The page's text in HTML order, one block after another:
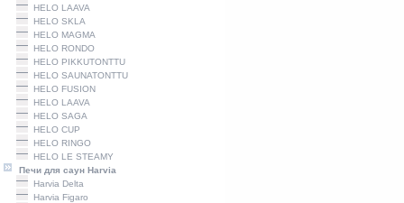
HELO LAAVA
HELO SKLA
HELO MAGMA
HELO RONDO
HELO PIKKUTONTTU
HELO SAUNATONTTU
HELO FUSION
HELO LAAVA
HELO SAGA
HELO CUP
HELO RINGO
HELO LE STEAMY
Печи для саун Harvia
Harviа Delta
Harviа Figaro